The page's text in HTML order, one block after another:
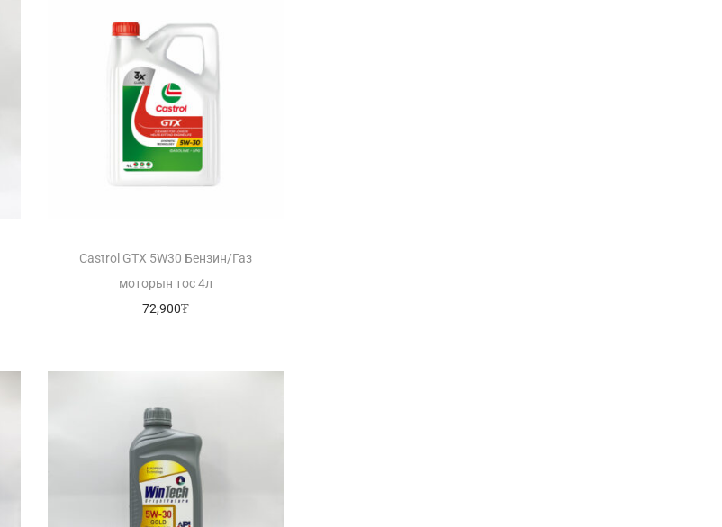
Castrol GTX 5W30 Бензин/Газ
моторын тос 4л
72,900₮